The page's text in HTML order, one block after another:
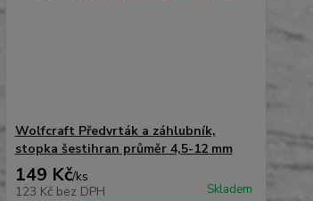
Wolfcraft Předvrták a záhlubník,
stopka šestihran průměr 4,5-12 mm
149 Kč/ks
123 Kč bez DPH Skladem